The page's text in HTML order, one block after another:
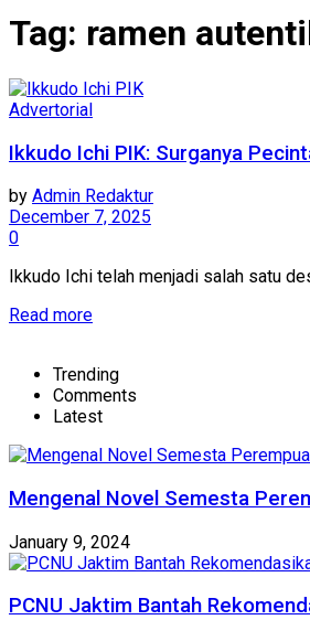
Tag: ramen
Advertorial
Ikkudo Ichi PIK: Surganya
by Admin Redaktur
December 7, 2025
0
Ikkudo Ichi telah menjadi salah satu
Read moreDetails
Trending
Comments
Latest
Mengenal Novel Semesta
January 9, 2024
PCNU Jaktim Bantah